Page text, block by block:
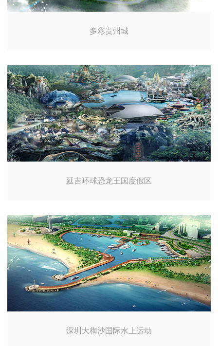
多彩贵州城
延吉环球恐龙王国度假区
深圳大梅沙国际水上运动